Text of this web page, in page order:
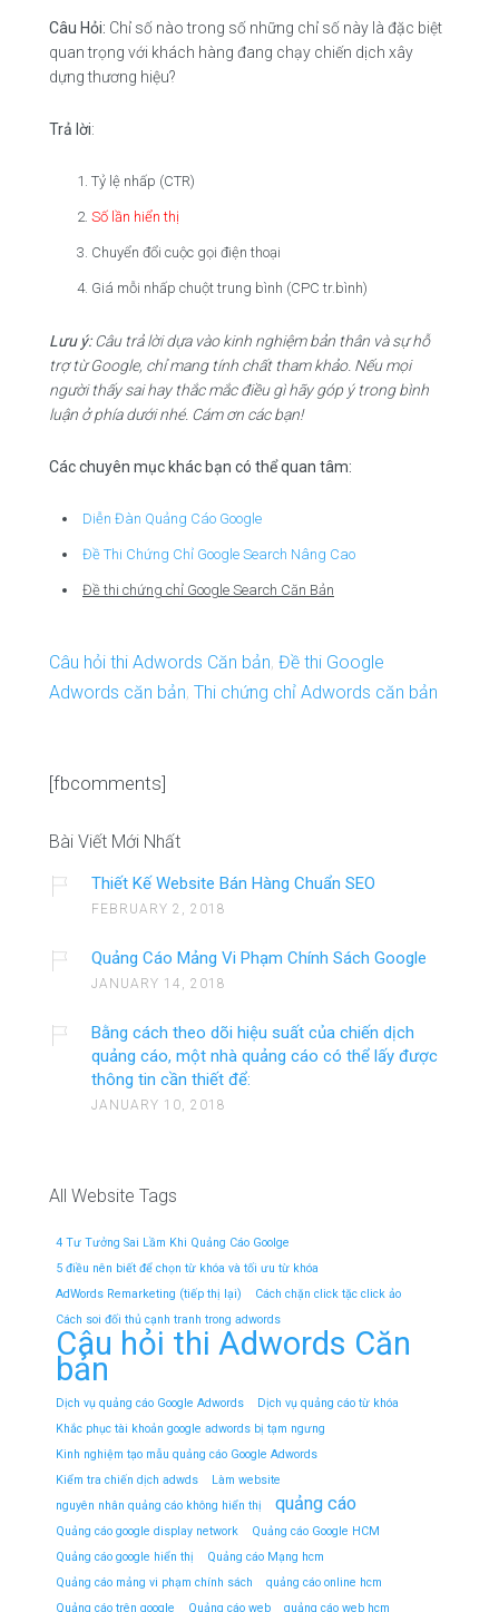
Câu Hỏi: Chỉ số nào trong số những chỉ số này là đặc biệt
quan trọng với khách hàng đang chạy chiến dịch xây
dựng thương hiệu?
Trả lời:
Tỷ lệ nhấp (CTR)
Số lần hiển thị
Chuyển đổi cuộc gọi điện thoại
Giá mỗi nhấp chuột trung bình (CPC tr.bình)
Lưu ý: Câu trả lời dựa vào kinh nghiệm bản thân và sự hỗ
trợ từ Google, chỉ mang tính chất tham khảo. Nếu mọi
người thấy sai hay thắc mắc điều gì hãy góp ý trong bình
luận ở phía dưới nhé. Cám ơn các bạn!
Các chuyên mục khác bạn có thểquan tâm:
Diễn Đàn Quảng Cáo Google
Đề Thi Chứng Chỉ Google Search Nâng Cao
Đề thi chứng chỉ Google Search Căn Bản
Câu hỏi thi Adwords Căn bản, Đề thi Google
Adwords căn bản, Thi chứng chỉ Adwords căn bản
[fbcomments]
Bài Viết Mới Nhất
Thiết Kế Website Bán Hàng Chuẩn SEO
FEBRUARY 2, 2018
Quảng Cáo Mảng Vi Phạm Chính Sách Google
JANUARY 14, 2018
Bằng cách theo dõi hiệu suất của chiến dịch
quảng cáo, một nhà quảng cáo có thể lấy được
thông tin cần thiết để:
JANUARY 10, 2018
All Website Tags
4 Tư Tưởng Sai Lầm Khi Quảng Cáo Goolge
5 điều nên biết để chọn từ khóa và tối ưu từ khóa
AdWords Remarketing (tiếp thị lại)
Cách chặn click tặc click ảo
Cách soi đối thủ cạnh tranh trong adwords
Câu hỏi thi Adwords Căn
bản
Dịch vụ quảng cáo Google Adwords
Dịch vụ quảng cáo từ khóa
Khắc phục tài khoản google adwords bị tạm ngưng
Kinh nghiệm tạo mẫu quảng cáo Google Adwords
Kiểm tra chiến dịch adwds
Làm website
nguyên nhân quảng cáo không hiển thị
quảng cáo
Quảng cáo google display network
Quảng cáo Google HCM
Quảng cáo google hiển thị
Quảng cáo Mạng hcm
Quảng cáo mảng vi phạm chính sách
quảng cáo online hcm
Quảng cáo trên google
Quảng cáo web quảng cáo web hcm